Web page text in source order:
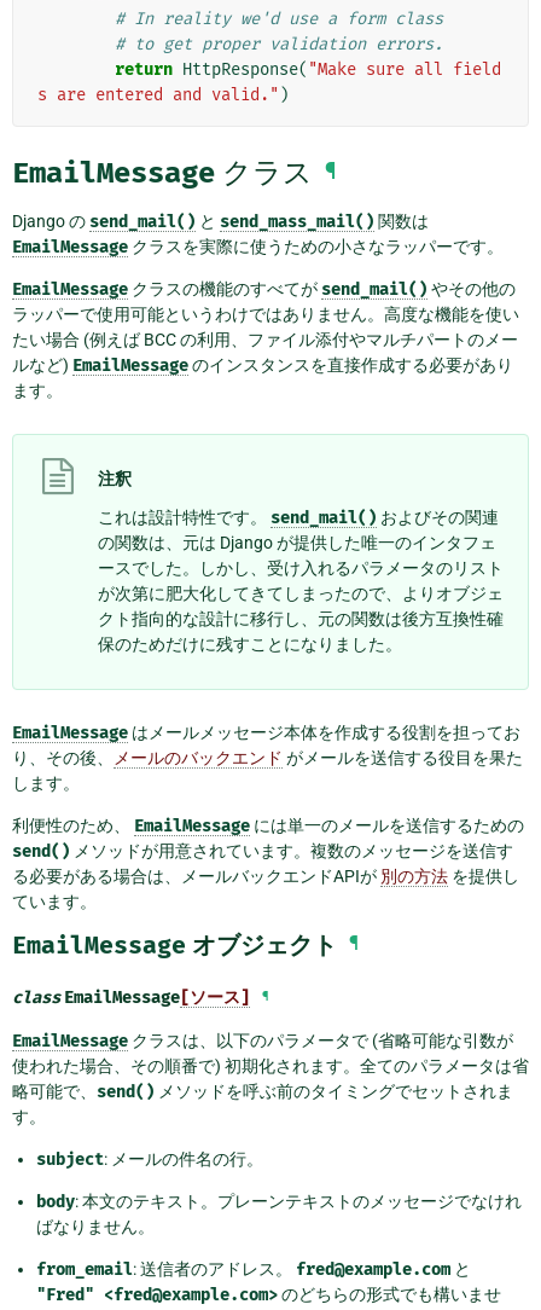
# In reality we'd use a form class
# to get proper validation errors.
return HttpResponse( "Make sure all field
s are entered and valid." )
EmailMessage クラス ¶
Django の send_mail() と send_mass_mail() 関数は
EmailMessage クラスを実際に使うための小さなラッパーです。
EmailMessage クラスの機能のすべてが send_mail() やその他の
ラッパーで使用可能というわけではありません。高度な機能を使い
たい場合 (例えば BCC の利用、ファイル添付やマルチパートのメー
ルなど) EmailMessageのインスタンスを直接作成する必要があり
ます。
注釈
これは設計特性です。 send_mail() およびその関連
の関数は、元は Django が提供した唯一のインタフェ
ースでした。しかし、受け入れるパラメータのリスト
が次第に肥大化してきてしまったので、よりオブジェ
クト指向的な設計に移行し、元の関数は後方互換性確
保のためだけに残すことになりました。
EmailMessage はメールメッセージ本体を作成する役割を担ってお
り、その後、
メールのバックエンド がメールを送信する役目を果た
します。
利便性のため、 EmailMessage には単一のメールを送信するための
send() メソッドが用意されています。複数のメッセージを送信す
る必要がある場合は、メールバックエンドAPIが 別の方法 を提供し
ています。
EmailMessage オブジェクト ¶
class EmailMessage [ソース] ¶
EmailMessage クラスは、以下のパラメータで (省略可能な引数が
使われた場合、その順番で) 初期化されます。全てのパラメータは省
略可能で、 send() メソッドを呼ぶ前のタイミングでセットされま
す。
subject: メールの件名の行。
body: 本文のテキスト。プレーンテキストのメッセージでなけれ
ばなりません。
from_email: 送信者のアドレス。 fred@example.com と
"Fred" <fred@example.com>のどちらの形式でも構いませ